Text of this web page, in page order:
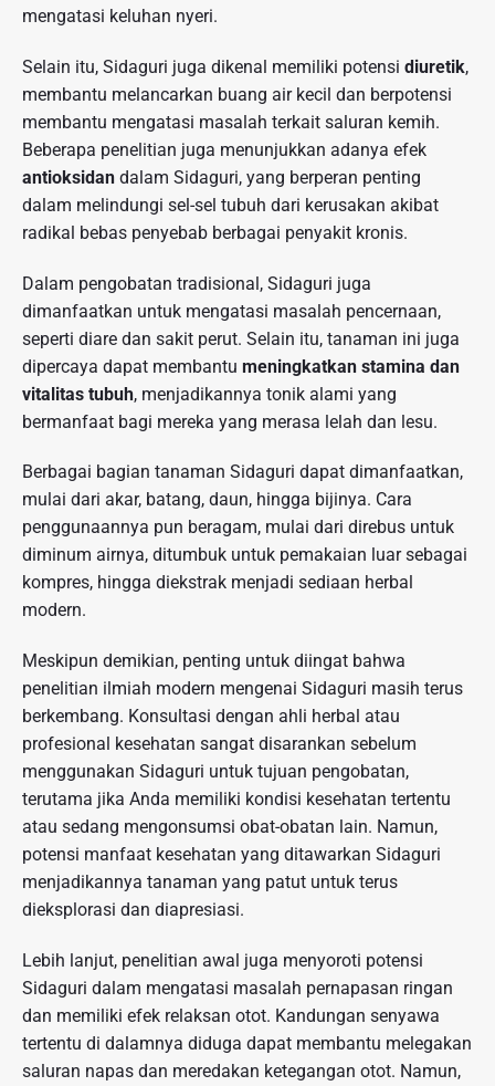
mengatasi keluhan nyeri.
Selain itu, Sidaguri juga dikenal memiliki potensi diuretik,
membantu melancarkan buang air kecil dan berpotensi
membantu mengatasi masalah terkait saluran kemih.
Beberapa penelitian juga menunjukkan adanya efek
antioksidan dalam Sidaguri, yang berperan penting
dalam melindungi sel-sel tubuh dari kerusakan akibat
radikal bebas penyebab berbagai penyakit kronis.
Dalam pengobatan tradisional, Sidaguri juga
dimanfaatkan untuk mengatasi masalah pencernaan,
seperti diare dan sakit perut. Selain itu, tanaman ini juga
dipercaya dapat membantu meningkatkan stamina dan
vitalitas tubuh, menjadikannya tonik alami yang
bermanfaat bagi mereka yang merasa lelah dan lesu.
Berbagai bagian tanaman Sidaguri dapat dimanfaatkan,
mulai dari akar, batang, daun, hingga bijinya. Cara
penggunaannya pun beragam, mulai dari direbus untuk
diminum airnya, ditumbuk untuk pemakaian luar sebagai
kompres, hingga diekstrak menjadi sediaan herbal
modern.
Meskipun demikian, penting untuk diingat bahwa
penelitian ilmiah modern mengenai Sidaguri masih terus
berkembang. Konsultasi dengan ahli herbal atau
profesional kesehatan sangat disarankan sebelum
menggunakan Sidaguri untuk tujuan pengobatan,
terutama jika Anda memiliki kondisi kesehatan tertentu
atau sedang mengonsumsi obat-obatan lain. Namun,
potensi manfaat kesehatan yang ditawarkan Sidaguri
menjadikannya tanaman yang patut untuk terus
dieksplorasi dan diapresiasi.
Lebih lanjut, penelitian awal juga menyoroti potensi
Sidaguri dalam mengatasi masalah pernapasan ringan
dan memiliki efek relaksan otot. Kandungan senyawa
tertentu di dalamnya diduga dapat membantu melegakan
saluran napas dan meredakan ketegangan otot. Namun,